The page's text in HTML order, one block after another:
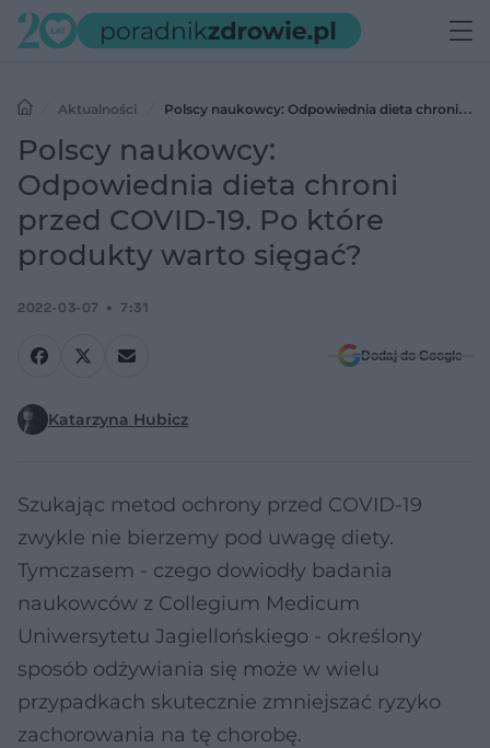
Aktualności
Polscy naukowcy: Odpowiednia dieta chroni
przed COVID-19. Po które produkty warto sięgać?
Polscy naukowcy:
Odpowiednia dieta chroni
przed COVID-19. Po które
produkty warto sięgać?
2022-03-07 7:31
Dodaj do Google
Katarzyna Hubicz
Szukając metod ochrony przed COVID-19
zwykle nie bierzemy pod uwagę diety.
Tymczasem - czego dowiodły badania
naukowców z Collegium Medicum
Uniwersytetu Jagiellońskiego - określony
sposób odżywiania się może w wielu
przypadkach skutecznie zmniejszać ryzyko
zachorowania na tę chorobę.